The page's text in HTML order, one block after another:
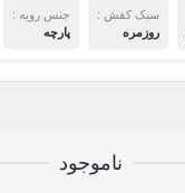
سبک کفش :
روزمره
جنس رویه :
پارچه
ناموجود